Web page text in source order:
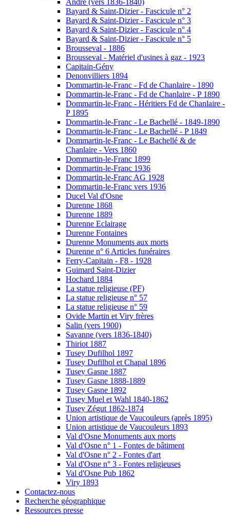
Bayard & Saint-Dizier - Fascicule n° 2
Bayard & Saint-Dizier - Fascicule n° 3
Bayard & Saint-Dizier - Fascicule n° 4
Bayard & Saint-Dizier - Fascicule n° 5
Brousseval - 1886
Brousseval - Matériel d'usines à gaz - 1923
Capitain-Gény
Denonvilliers 1894
Dommartin-le-Franc - Fd de Chanlaire - 1890
Dommartin-le-Franc - Fd de Chanlaire - P 1890
Dommartin-le-Franc - Héritiers Fd de Chanlaire -
P 1895
Dommartin-le-Franc - Le Bachellé - 1849-1890
Dommartin-le-Franc - Le Bachellé - P 1849
Dommartin-le-Franc - Le Bachellé & de
Chanlaire - Vers 1860
Dommartin-le-Franc 1899
Dommartin-le-Franc 1936
Dommartin-le-Franc AG 1928
Dommartin-le-Franc vers 1936
Ducel Val d'Osne
Durenne 1868
Durenne 1889
Durenne Eclairage
Durenne Fontaines
Durenne Monuments aux morts
Durenne n° 6 Articles funéraires
Ferry-Capitain - F8 - 1928
Guimard Saint-Dizier
Hochard 1884
La statue religieuse (PF)
La statue religieuse n° 57
La statue religieuse n° 59
Ovide Martin et Viry frères
Salin (vers 1900)
Savanne (vers 1836-1840)
Thiriot 1887
Tusey Dufilhol 1897
Tusey Dufilhol et Chapal 1896
Tusey Gasne 1887
Tusey Gasne 1888-1889
Tusey Gasne 1892
Tusey Muel et Wahl 1840-1862
Tusey Zégut 1862-1874
Union artistique de Vaucouleurs (après 1895)
Union artistique de Vaucouleurs 1893
Val d'Osne Monuments aux morts
Val d'Osne n° 1 - Fontes de bâtiment
Val d'Osne n° 2 - Fontes d'art
Val d'Osne n° 3 - Fontes religieuses
Val d'Osne Pub 1862
Viry 1893
Contactez-nous
Recherche géographique
Ressources presse